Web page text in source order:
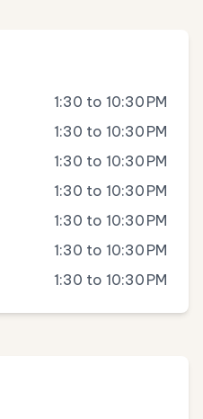
1:30 to 10:30 PM
1:30 to 10:30 PM
1:30 to 10:30 PM
1:30 to 10:30 PM
1:30 to 10:30 PM
1:30 to 10:30 PM
1:30 to 10:30 PM